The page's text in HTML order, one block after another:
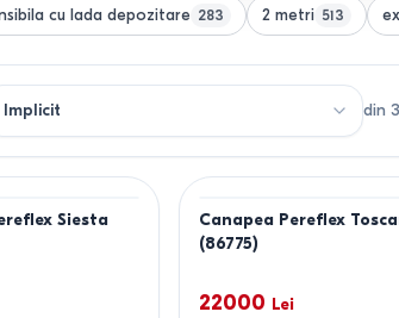
cu lada depozitare 283 2 metri 513
din 3
Siesta
Canapea Pereflex
(86775)
22000 Lei